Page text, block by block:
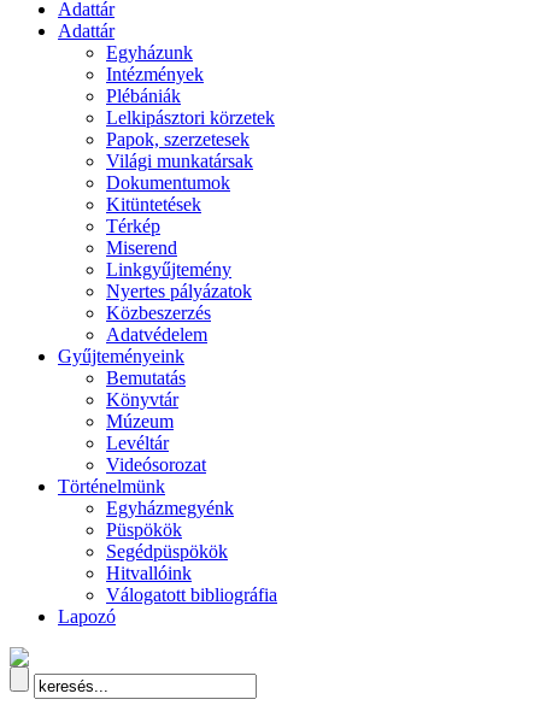
Adattár
Adattár
Egyházunk
Intézmények
Plébániák
Lelkipásztori körzetek
Papok, szerzetesek
Világi munkatársak
Dokumentumok
Kitüntetések
Térkép
Miserend
Linkgyűjtemény
Nyertes pályázatok
Közbeszerzés
Adatvédelem
Gyűjteményeink
Bemutatás
Könyvtár
Múzeum
Levéltár
Videósorozat
Történelmünk
Egyházmegyénk
Püspökök
Segédpüspökök
Hitvallóink
Válogatott bibliográfia
Lapozó